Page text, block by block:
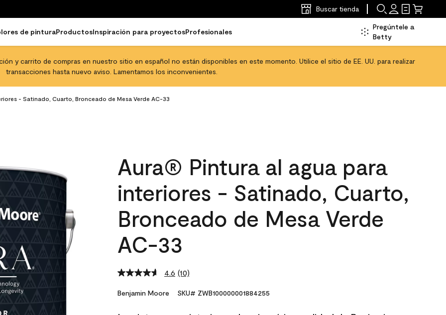
Buscar tienda
de pinturaProductosInspiración para proyectosProfesionales
Pregúntele a
Betty
y carrito de compras en nuestro sitio en español no están disponibles en este momento. Utilice el sitio de EE. UU. para realizar
transacciones hasta nuevo aviso. Lamentamos los inconvenientes.
- Satinado, Cuarto, Bronceado de Mesa Verde AC-33
Aura® Pintura al agua para
interiores - Satinado, Cuarto,
Bronceado de Mesa Verde
AC-33
4.6 Read
Reviews.
(10)
Benjamin Moore SKU# ZWB100000001884255